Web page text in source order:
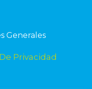
Generales
Privacidad